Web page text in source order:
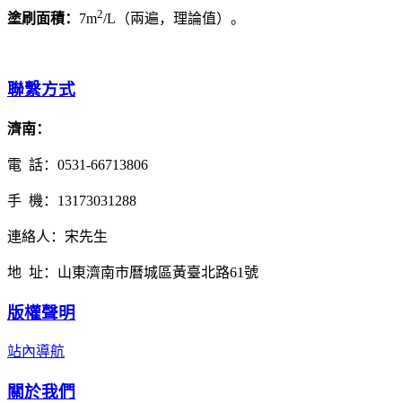
塗刷面積： 7m2/L（兩遍，理論值）。
聯繫方式
濟南：
電 話：0531-66713806
手 機：13173031288
連絡人：宋先生
地 址：山東濟南市曆城區黃臺北路61號
版權聲明
站內導航
關於我們